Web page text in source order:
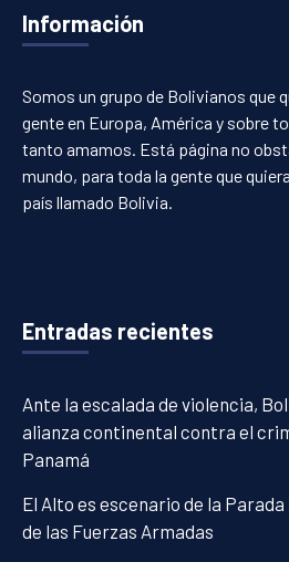
Información
Somos un grupo de Bolivianos que
gente en Europa, América y sobre
tanto amamos. Está página no
mundo, para toda la gente que
país llamado Bolivia.
Entradas recientes
Ante la escalada de violencia,
alianza continental contra el
Panamá
El Alto es escenario de la
de las Fuerzas Armadas